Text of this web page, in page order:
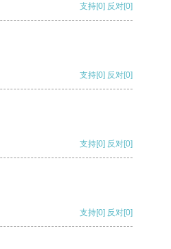
支持[0] 反对[0]
支持[0] 反对[0]
支持[0] 反对[0]
支持[0] 反对[0]